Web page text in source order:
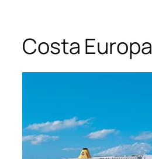
Costa Europa